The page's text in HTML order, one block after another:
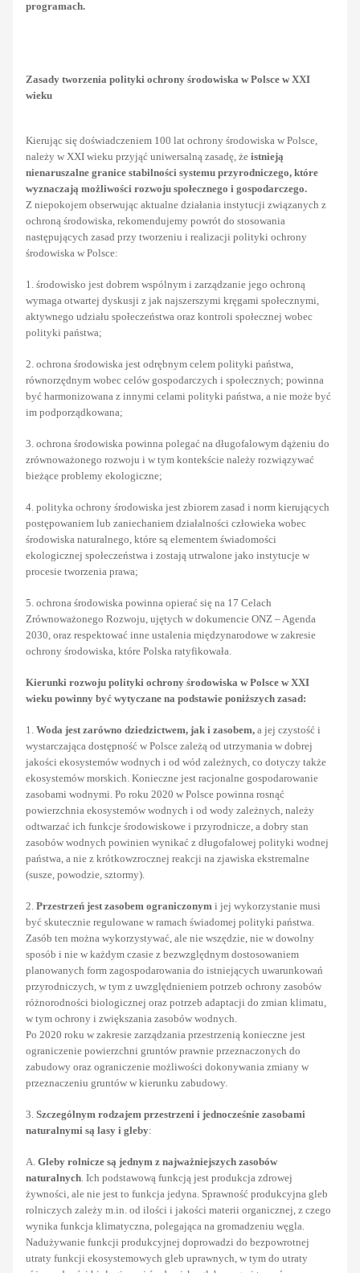
programach.
Zasady tworzenia polityki ochrony środowiska w Polsce w XXI
wieku
Kierując się doświadczeniem 100 lat ochrony środowiska w Polsce,
należy w XXI wieku przyjąć uniwersalną zasadę, że istnieją
nienaruszalne granice stabilności systemu przyrodniczego, które
wyznaczają możliwości rozwoju społecznego i gospodarczego.
Z niepokojem obserwując aktualne działania instytucji związanych z
ochroną środowiska, rekomendujemy powrót do stosowania
następujących zasad przy tworzeniu i realizacji polityki ochrony
środowiska w Polsce:
1. środowisko jest dobrem wspólnym i zarządzanie jego ochroną
wymaga otwartej dyskusji z jak najszerszymi kręgami społecznymi,
aktywnego udziału społeczeństwa oraz kontroli społecznej wobec
polityki państwa;
2. ochrona środowiska jest odrębnym celem polityki państwa,
równorzędnym wobec celów gospodarczych i społecznych; powinna
być harmonizowana z innymi celami polityki państwa, a nie może być
im podporządkowana;
3. ochrona środowiska powinna polegać na długofalowym dążeniu do
zrównoważonego rozwoju i w tym kontekście należy rozwiązywać
bieżące problemy ekologiczne;
4. polityka ochrony środowiska jest zbiorem zasad i norm kierujących
postępowaniem lub zaniechaniem działalności człowieka wobec
środowiska naturalnego, które są elementem świadomości
ekologicznej społeczeństwa i zostają utrwalone jako instytucje w
procesie tworzenia prawa;
5. ochrona środowiska powinna opierać się na 17 Celach
Zrównoważonego Rozwoju, ujętych w dokumencie ONZ – Agenda
2030, oraz respektować inne ustalenia międzynarodowe w zakresie
ochrony środowiska, które Polska ratyfikowała.
Kierunki rozwoju polityki ochrony środowiska w Polsce w XXI
wieku powinny być wytyczane na podstawie poniższych zasad:
1. Woda jest zarówno dziedzictwem, jak i zasobem, a jej czystość i
wystarczająca dostępność w Polsce zależą od utrzymania w dobrej
jakości ekosystemów wodnych i od wód zależnych, co dotyczy także
ekosystemów morskich. Konieczne jest racjonalne gospodarowanie
zasobami wodnymi. Po roku 2020 w Polsce powinna rosnąć
powierzchnia ekosystemów wodnych i od wody zależnych, należy
odtwarzać ich funkcje środowiskowe i przyrodnicze, a dobry stan
zasobów wodnych powinien wynikać z długofalowej polityki wodnej
państwa, a nie z krótkowzrocznej reakcji na zjawiska ekstremalne
(susze, powodzie, sztormy).
2. Przestrzeń jest zasobem ograniczonym i jej wykorzystanie musi
być skutecznie regulowane w ramach świadomej polityki państwa.
Zasób ten można wykorzystywać, ale nie wszędzie, nie w dowolny
sposób i nie w każdym czasie z bezwzględnym dostosowaniem
planowanych form zagospodarowania do istniejących uwarunkowań
przyrodniczych, w tym z uwzględnieniem potrzeb ochrony zasobów
różnorodności biologicznej oraz potrzeb adaptacji do zmian klimatu,
w tym ochrony i zwiększania zasobów wodnych.
Po 2020 roku w zakresie zarządzania przestrzenią konieczne jest
ograniczenie powierzchni gruntów prawnie przeznaczonych do
zabudowy oraz ograniczenie możliwości dokonywania zmiany w
przeznaczeniu gruntów w kierunku zabudowy.
3. Szczególnym rodzajem przestrzeni i jednocześnie zasobami
naturalnymi są lasy i gleby:
A. Gleby rolnicze są jednym z najważniejszych zasobów
naturalnych . Ich podstawową funkcją jest produkcja zdrowej
żywności, ale nie jest to funkcja jedyna. Sprawność produkcyjna gleb
rolniczych zależy m.in. od ilości i jakości materii organicznej, z czego
wynika funkcja klimatyczna, polegająca na gromadzeniu węgla.
Nadużywanie funkcji produkcyjnej doprowadzi do bezpowrotnej
utraty funkcji ekosystemowych gleb uprawnych, w tym do utraty